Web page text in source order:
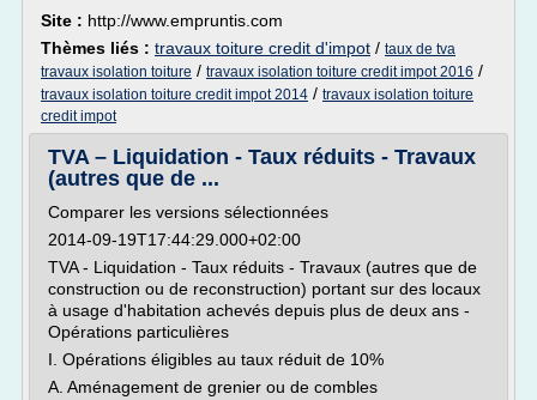
Site : http://www.empruntis.com
Thèmes liés : travaux toiture credit d'impot / taux de tva
travaux isolation toiture / travaux isolation toiture credit impot 2016 /
travaux isolation toiture credit impot 2014 / travaux isolation toiture
credit impot
TVA – Liquidation - Taux réduits - Travaux
(autres que de ...
Comparer les versions sélectionnées
2014-09-19T17:44:29.000+02:00
TVA - Liquidation - Taux réduits - Travaux (autres que de
construction ou de reconstruction) portant sur des locaux
à usage d'habitation achevés depuis plus de deux ans -
Opérations particulières
I. Opérations éligibles au taux réduit de 10%
A. Aménagement de grenier ou de combles